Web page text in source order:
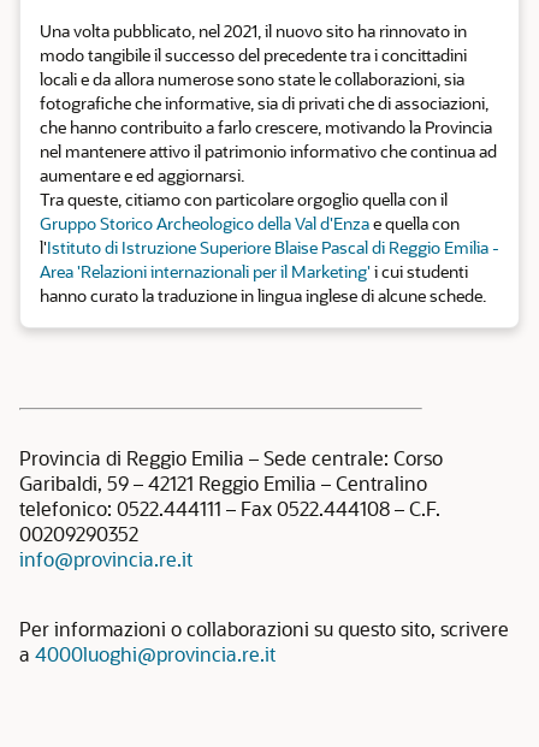
Una volta pubblicato, nel 2021, il nuovo sito ha rinnovato in
modo tangibile il successo del precedente tra i concittadini
locali e da allora numerose sono state le collaborazioni, sia
fotografiche che informative, sia di privati che di associazioni,
che hanno contribuito a farlo crescere, motivando la Provincia
nel mantenere attivo il patrimonio informativo che continua ad
aumentare e ed aggiornarsi.
Tra queste, citiamo con particolare orgoglio quella con il
Gruppo Storico Archeologico della Val d'Enzae quella con
l'Istituto di Istruzione Superiore Blaise Pascal di Reggio Emilia -
Area 'Relazioni internazionali per il Marketing'i cui studenti
hanno curato la traduzione in lingua inglese di alcune schede.
Provincia di Reggio Emilia – Sede centrale: Corso
Garibaldi, 59 – 42121 Reggio Emilia – Centralino
telefonico: 0522.444111 – Fax 0522.444108 – C.F.
00209290352
info@provincia.re.it
Per informazioni o collaborazioni su questo sito, scrivere
a 4000luoghi@provincia.re.it